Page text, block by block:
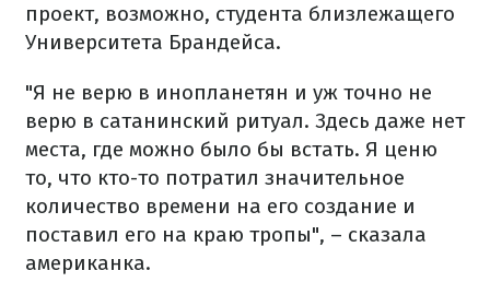
проект, возможно, студента близлежащего
Университета Брандейса.
"Я не верю в инопланетян и уж точно не
верю в сатанинский ритуал. Здесь даже нет
места, где можно было бы встать. Я ценю
то, что кто-то потратил значительное
количество времени на его создание и
поставил его на краю тропы", – сказала
американка.